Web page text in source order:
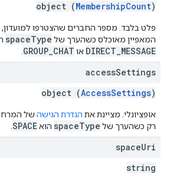
object (MembershipCount)
פלט בלבד. מספר החברים שהצטרפו למועדון,
המאפיין מאוכלס כשהערך של spaceType
DIRECT_MESSAGE או GROUP_CHAT
accessSettings
object (AccessSettings)
אופציונלי. מציינת את הגדרת הגישה של
רק כשהערך של spaceType הואSPACE
spaceUri
string